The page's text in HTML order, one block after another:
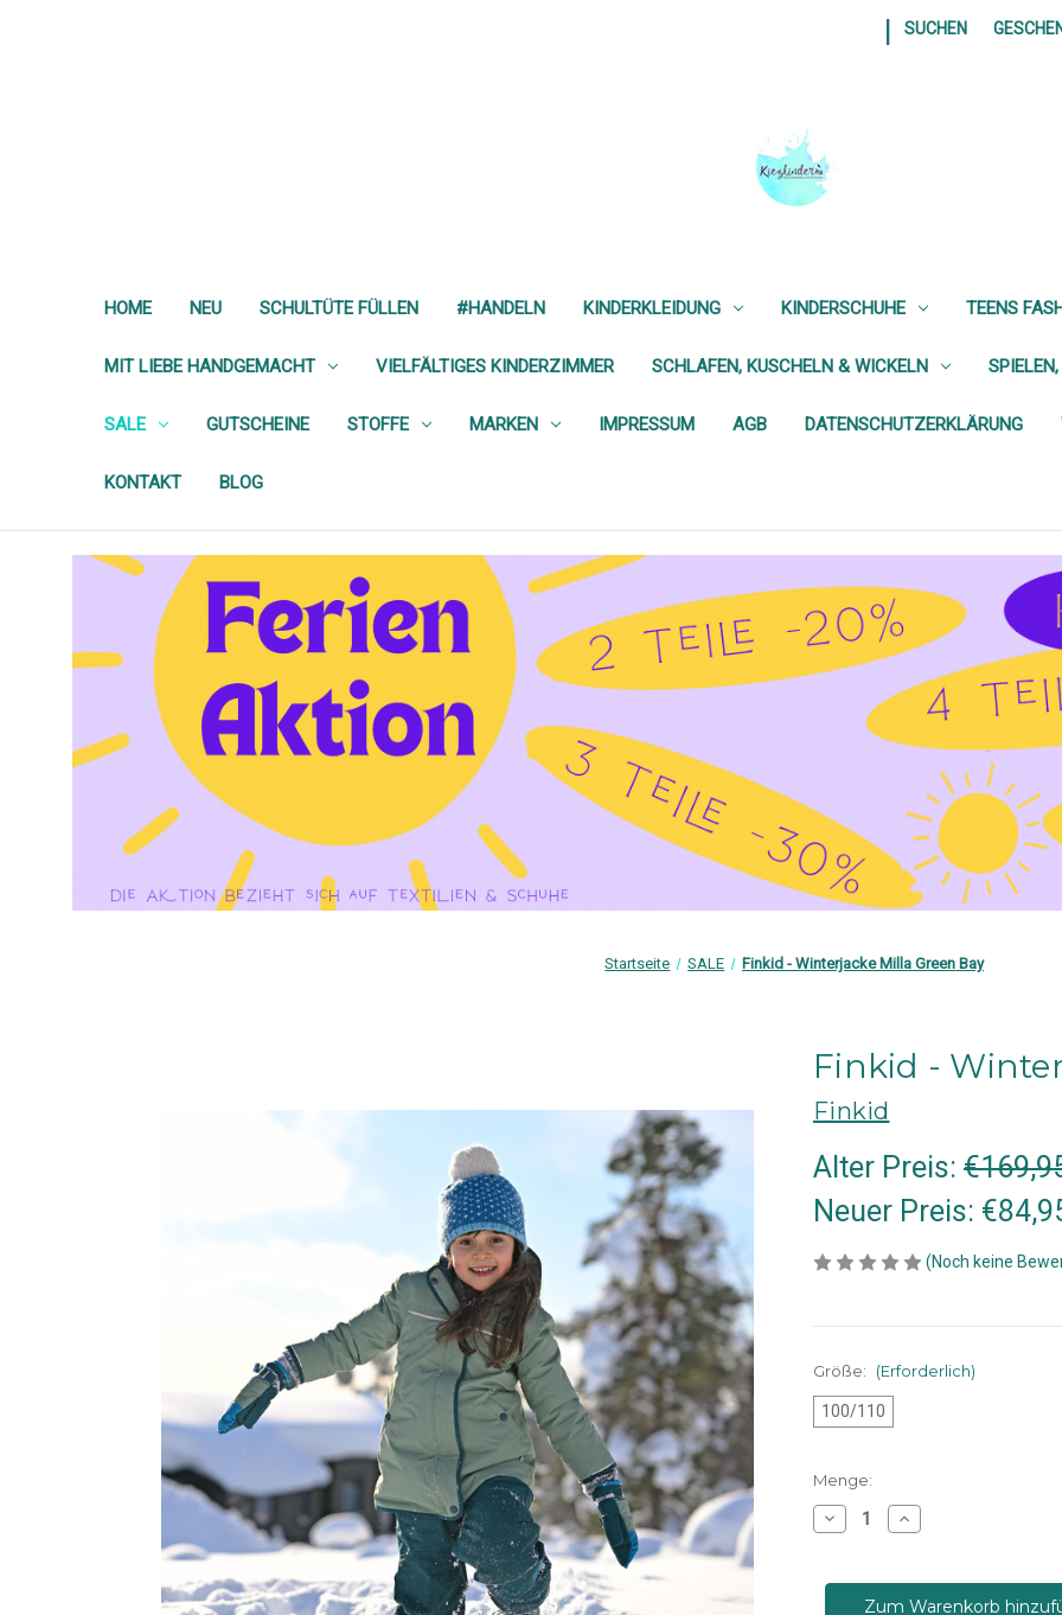
SUCHEN
HOME NEU SCHULTÜTE FÜLLEN #HANDELN KINDERKLEIDUNG KINDERSCHUHE TEENS
MIT LIEBE HANDGEMACHT VIELFÄLTIGES KINDERZIMMER SCHLAFEN, KUSCHELN & WICKELN
SALE GUTSCHEINE STOFFE MARKEN IMPRESSUM AGB DATENSCHUTZERKLÄRUNG
KONTAKT BLOG
Startseite SALE Finkid - Winterjacke Milla Green Bay
Finkid -
Finkid
Alter Preis:
Neuer Preis:
(Noch keine
Größe: (Erforderlich)
100/110
Aktueller
Lagerbestand:
Menge:
Menge
von
Winterjacke
Menge
von
Winterjacke
Milla